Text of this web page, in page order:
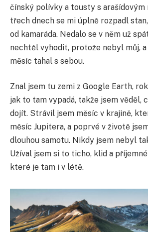
čínský polívky a tousty s arašídovým
třech dnech se mi úplně rozpadl
od kamaráda. Nedalo se v něm už
nechtěl vyhodit, protože nebyl můj,
měsíc tahal s sebou.
Znal jsem tu zemi z Google Earth,
jak to tam vypadá, takže jsem věděl,
dojít. Strávil jsem měsíc v krajině,
měsíc Jupitera, a poprvé v životě
dlouhou samotu. Nikdy jsem nebyl
Užíval jsem si to ticho, klid a
které je tam i v létě.